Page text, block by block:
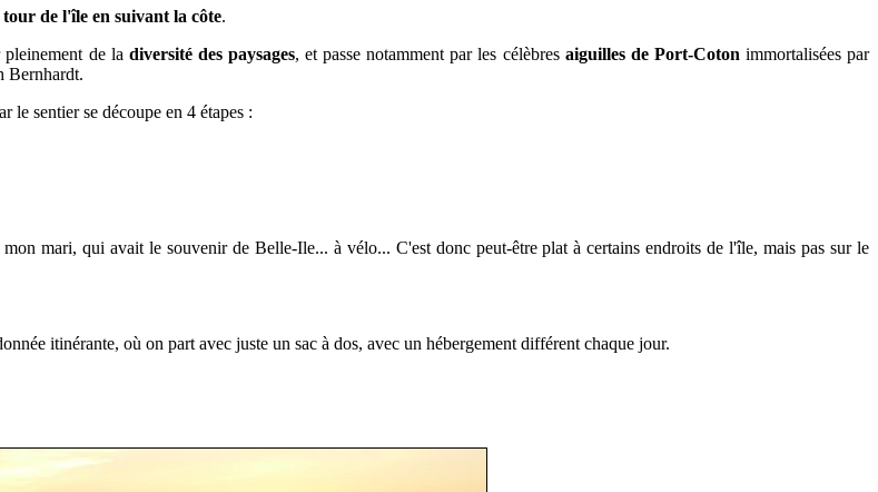
tour de l'île en suivant la côte.
de la diversité des paysages, et passe notamment par les célèbres aiguilles de Port-Coton immortalisées par
Bernhardt.
le sentier se découpe en 4 étapes :
mari, qui avait le souvenir de Belle-Ile... à vélo... C'est donc peut-être plat à certains endroits de l'île, mais pas sur le
itinérante, où on part avec juste un sac à dos, avec un hébergement différent chaque jour.